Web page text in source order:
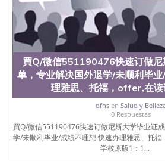
買Q/微信551190476快速订做尼
单，专业解决国外退学/未顺利毕
理雅思、托福，offer,在读
dfnsen Salud y
0 Respuestas
買Q/微信551190476快速订做尼斯大学毕业证
学/未顺利毕业/成绩不理想 快速办理雅思、托
学校原版1：1...